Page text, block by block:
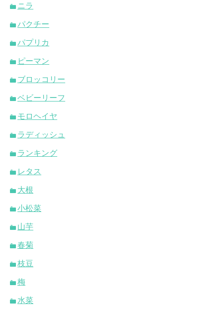
ニラ
パクチー
パプリカ
ピーマン
ブロッコリー
ベビーリーフ
モロヘイヤ
ラディッシュ
ランキング
レタス
大根
小松菜
山芋
春菊
枝豆
梅
水菜